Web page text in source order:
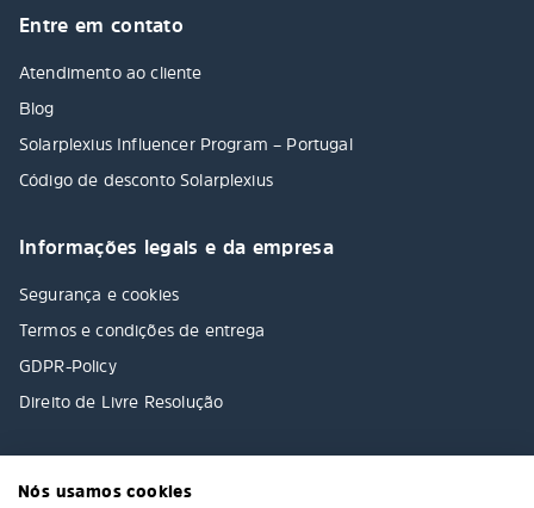
Entre em contato
Atendimento ao cliente
Blog
Solarplexius Influencer Program – Portugal
Código de desconto Solarplexius
Informações legais e da empresa
Segurança e cookies
Termos e condições de entrega
GDPR-Policy
Direito de Livre Resolução
Nós usamos cookies